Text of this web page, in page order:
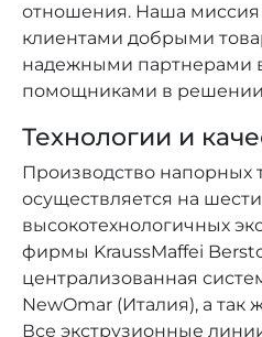
отношения. Наша
клиентами добрыми
надежными партнерами
помощниками в решении
Технологии и
Производство напорных
осуществляется на
высокотехнологичных
фирмы KraussMaffei
централизованная
NewOmar (Италия), а
Все экструзионные